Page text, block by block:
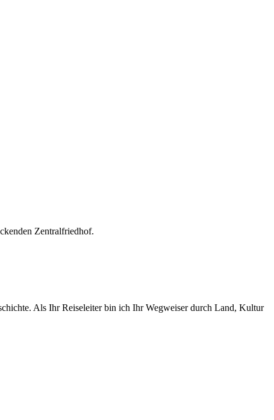
Zentralfriedhof.
Als Ihr Reiseleiter bin ich Ihr Wegweiser durch Land, Kultur